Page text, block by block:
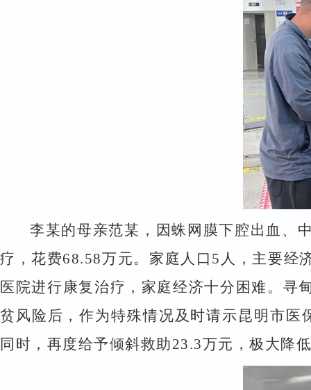
李某的母亲范某，因蛛网膜下腔出血、
疗，花费68.58万元。家庭人口 5 人，主要经
医院进行康复治疗，家庭经济十分困难。寻
贫风险后，作为特殊情况及时请示昆明市
同时，再度给予倾斜救助23.3万元，极大降